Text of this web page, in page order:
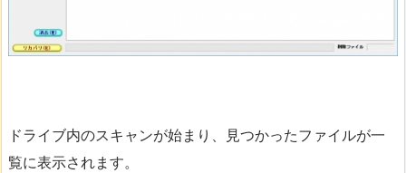
ドライブ内のスキャンが始まり、見つかったファイルが一
覧に表示されます。